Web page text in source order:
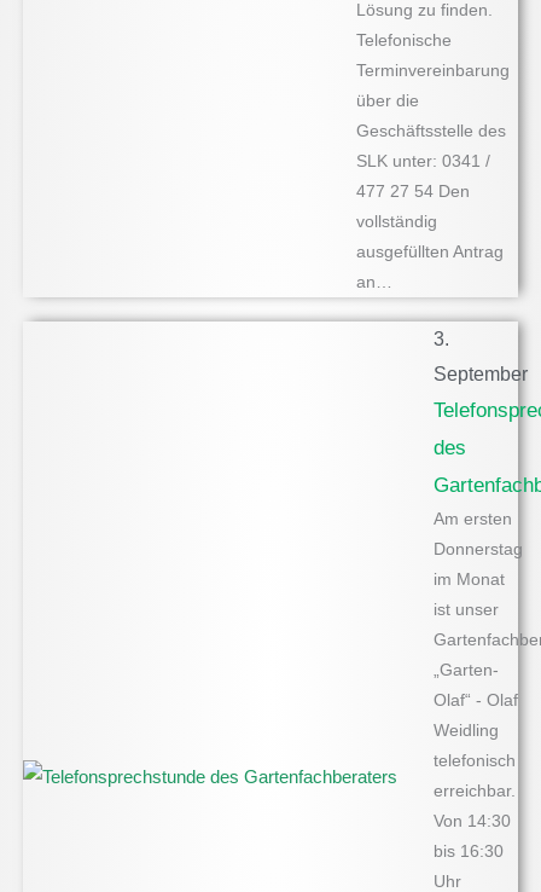
Lösung zu finden.
Telefonische
Terminvereinbarung
über die
Geschäftsstelle des
SLK unter: 0341 /
477 27 54 Den
vollständig
ausgefüllten Antrag
an…
3.
September
des
Am ersten
Donnerstag
im Monat
ist unser
„Garten-
Olaf“ - Olaf
Weidling
telefonisch
erreichbar.
Von 14:30
bis 16:30
Uhr